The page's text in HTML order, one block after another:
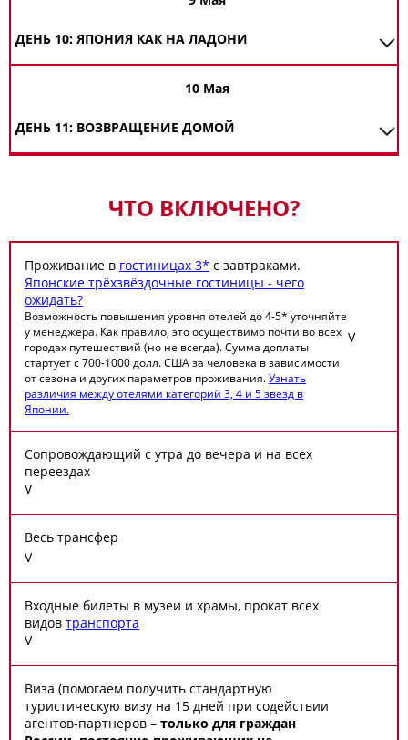
ДЕНЬ 10: ЯПОНИЯ КАК НА ЛАДОНИ
10 Мая
ДЕНЬ 11: ВОЗВРАЩЕНИЕ ДОМОЙ
ЧТО ВКЛЮЧЕНО?
Проживание в гостиницах 3* с завтраками.
Японские трёхзвёздочные гостиницы - чего
ожидать?
Возможность повышения уровня отелей до 4-5* уточняйте
у менеджера. Как правило, это осуществимо почти во всех
городах путешествий (но не всегда). Сумма доплаты
стартует с 700-1000 долл. США за человека в зависимости
от сезона и других параметров проживания.Узнать
различия между отелями категорий 3, 4 и 5 звёзд в
Японии.
V
Сопровождающий с утра до вечера и на всех
переездах
V
Весь трансфер
V
Входные билеты в музеи и храмы, прокат всех
видов транспорта
V
Виза (помогаем получить стандартную
туристическую визу на 15 дней при содействии
агентов-партнеров – только для граждан